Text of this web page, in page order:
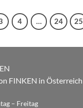
4 … 24 25
FINKEN in Österreich
– Freitag